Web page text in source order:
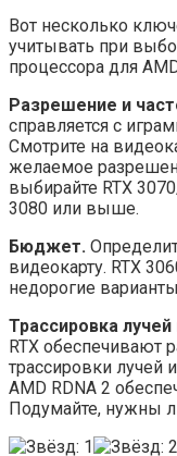
Вот несколько
учитывать при
процессора для
Разрешение и
справляется с
Смотрите на
желаемое
выбирайте RTX
3080 или выше.
Бюджет.
видеокарту. RTX
недорогие
Трассировка
RTX обеспечивают
трассировки лучей
AMD RDNA 2
Подумайте, нужны